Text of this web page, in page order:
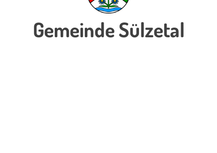
Gemeinde Sülzetal